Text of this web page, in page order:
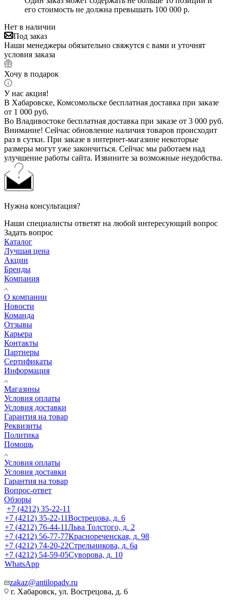
его стоимость не должна превышать 100 000 р.
Нет в наличии
Под заказ
Наши менеджеры обязательно свяжутся с вами и уточнят
условия заказа
Хочу в подарок
У нас акция!
В Хабаровске, Комсомольске бесплатная доставка при заказе
от 1 000 руб.
Во Владивостоке бесплатная доставка при заказе от 3 000 руб.
Внимание! Сейчас обновление наличия товаров происходит
раз в сутки. При заказе в интернет-магазине некоторые
размеры могут уже закончиться. Сейчас мы работаем над
улучшение работы сайта. Извините за возможные неудобства.
Нужна консультация?
Наши специалисты ответят на любой интересующий вопрос
Задать вопрос
Каталог
Лучшая цена
Акции
Бренды
Компания
О компании
Новости
Команда
Отзывы
Карьера
Контакты
Партнеры
Сертификаты
Информация
Магазины
Условия оплаты
Условия доставки
Гарантия на товар
Реквизиты
Политика
Помощь
Условия оплаты
Условия доставки
Гарантия на товар
Вопрос-ответ
Обзоры
+7 (4212) 35-22-11
+7 (4212) 35-22-11Вострецова, д. 6
+7 (4212) 76-44-11Льва Толстого, д. 2
+7 (4212) 56-77-77Краснореченская, д. 98
+7 (4212) 74-20-22Стрельникова, д. 6а
+7 (4212) 54-59-05Суворова, д. 10
WhatsApp
zakaz@antilopadv.ru
г. Хабаровск, ул. Вострецова, д. 6